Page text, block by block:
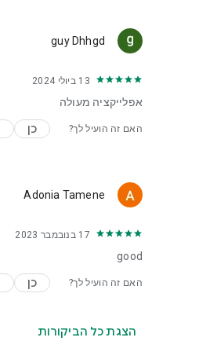
guy Dhhgd
13 ביולי 2024
אפלייקציה מעולה
האם זה הועיל לך? כן
Adonia Tamene
17 בנובמבר 2023
good
האם זה הועיל לך? כן
הצגת כל הביקורות